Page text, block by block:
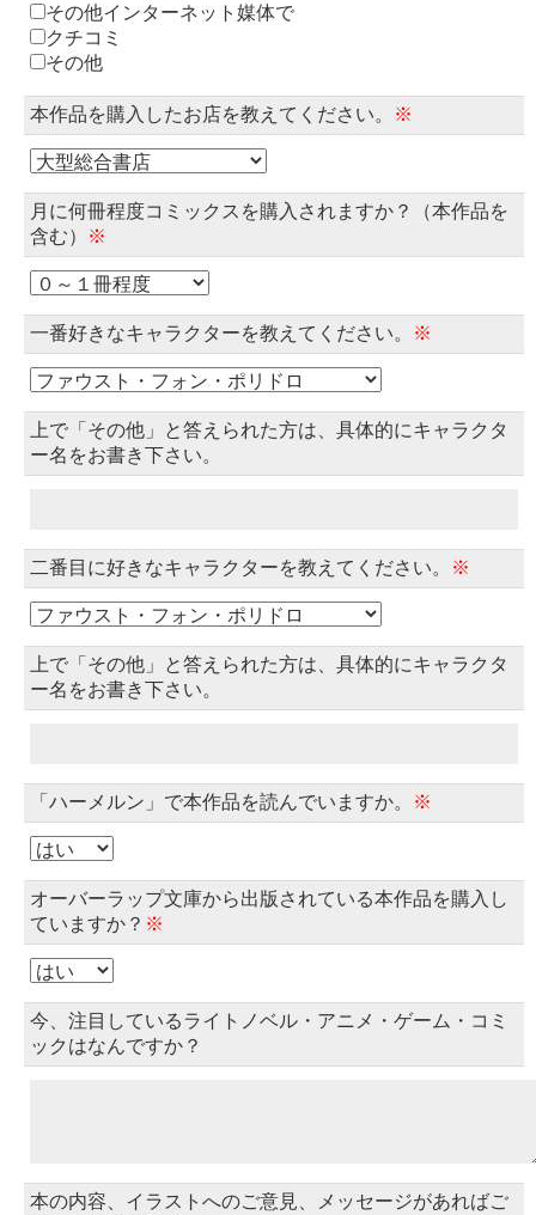
その他インターネット媒体で
クチコミ
その他
本作品を購入したお店を教えてください。 ※
月に何冊程度コミックスを購入されますか？（本作品を
含む）
※
一番好きなキャラクターを教えてください。 ※
上で「その他」と答えられた方は、具体的にキャラクタ
ー名をお書き下さい。
二番目に好きなキャラクターを教えてください。 ※
上で「その他」と答えられた方は、具体的にキャラクタ
ー名をお書き下さい。
「ハーメルン」で本作品を読んでいますか。 ※
オーバーラップ文庫から出版されている本作品を購入し
ていますか？ ※
今、注目しているライトノベル・アニメ・ゲーム・コミ
ックはなんですか？
本の内容、イラストへのご意見、メッセージがあればご